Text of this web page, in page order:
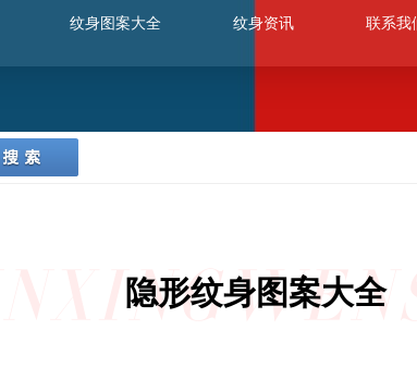
纹身图案大全 纹身资讯 联系我
隐形纹身图案大全